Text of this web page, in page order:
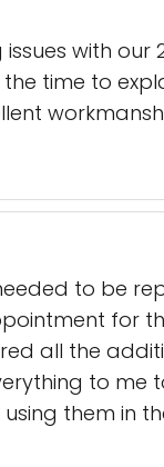
with
time to
to be
for
all the
to me
them in